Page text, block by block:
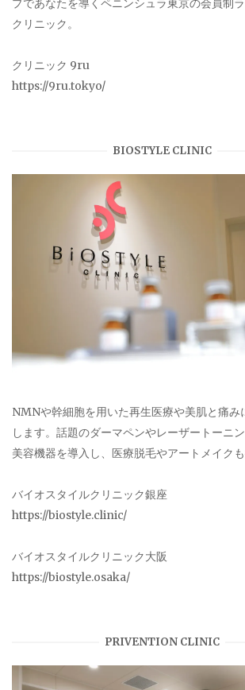
プであなたを導くペニンシュラ東京の会員制
クリニック。
クリニック 9ru
https://9ru.tokyo/
BIOSTYLE CLINIC
NMNや幹細胞を用いた再生医療や美肌と痛み
します。話題のダーマペンやレーザートーニ
美容機器を導入し、医療脱毛やアートメイクも
バイオスタイルクリニック銀座
https://biostyle.clinic/
バイオスタイルクリニック大阪
https://biostyle.osaka/
PRIVENTION CLINIC